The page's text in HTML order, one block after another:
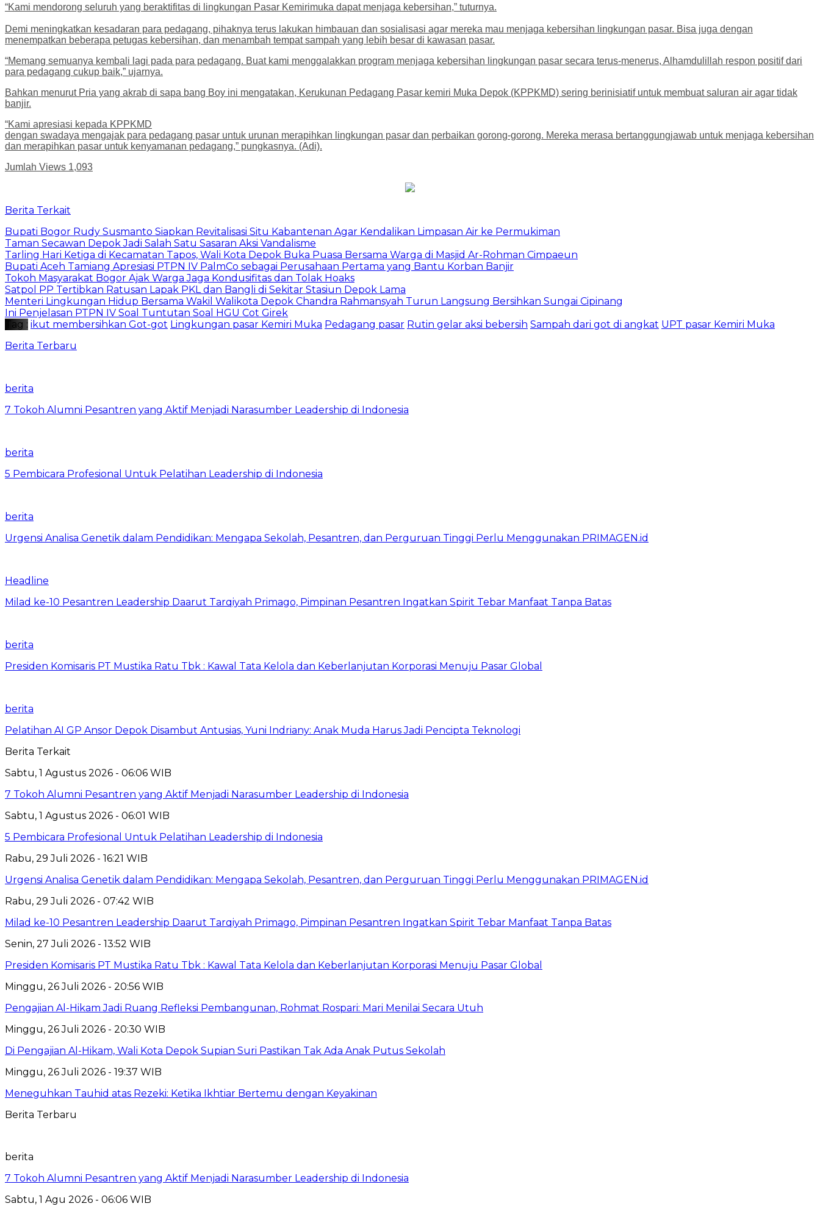
“Kami mendorong seluruh yang beraktifitas di lingkungan Pasar Kemirimuka dapat menjaga kebersihan,” tuturnya.
Demi meningkatkan kesadaran para pedagang, pihaknya terus lakukan himbauan dan sosialisasi agar mereka mau menjaga kebersihan lingkungan pasar. Bisa juga dengan
menempatkan beberapa petugas kebersihan, dan menambah tempat sampah yang lebih besar di kawasan pasar.
“Memang semuanya kembali lagi pada para pedagang. Buat kami menggalakkan program menjaga kebersihan lingkungan pasar secara terus-menerus, Alhamdulillah respon positif dari
para pedagang cukup baik,” ujarnya.
Bahkan menurut Pria yang akrab di sapa bang Boy ini mengatakan, Kerukunan Pedagang Pasar kemiri Muka Depok (KPPKMD) sering berinisiatif untuk membuat saluran air agar tidak
banjir.
“Kami apresiasi kepada KPPKMD
dengan swadaya mengajak para pedagang pasar untuk urunan merapihkan lingkungan pasar dan perbaikan gorong-gorong. Mereka merasa bertanggungjawab untuk menjaga kebersihan
dan merapihkan pasar untuk kenyamanan pedagang,” pungkasnya. (Adi).
Jumlah Views 1,093
Berita Terkait
Bupati Bogor Rudy Susmanto Siapkan Revitalisasi Situ Kabantenan Agar Kendalikan Limpasan Air ke Permukiman
Taman Secawan Depok Jadi Salah Satu Sasaran Aksi Vandalisme
Tarling Hari Ketiga di Kecamatan Tapos, Wali Kota Depok Buka Puasa Bersama Warga di Masjid Ar-Rohman Cimpaeun
Bupati Aceh Tamiang Apresiasi PTPN IV PalmCo sebagai Perusahaan Pertama yang Bantu Korban Banjir
Tokoh Masyarakat Bogor Ajak Warga Jaga Kondusifitas dan Tolak Hoaks
Satpol PP Tertibkan Ratusan Lapak PKL dan Bangli di Sekitar Stasiun Depok Lama
Menteri Lingkungan Hidup Bersama Wakil Walikota Depok Chandra Rahmansyah Turun Langsung Bersihkan Sungai Cipinang
Ini Penjelasan PTPN IV Soal Tuntutan Soal HGU Cot Girek
Tag : ikut membersihkan Got-got Lingkungan pasar Kemiri Muka Pedagang pasar Rutin gelar aksi bebersih Sampah dari got di angkat UPT pasar Kemiri Muka
Berita Terbaru
berita
7 Tokoh Alumni Pesantren yang Aktif Menjadi Narasumber Leadership di Indonesia
berita
5 Pembicara Profesional Untuk Pelatihan Leadership di Indonesia
berita
Urgensi Analisa Genetik dalam Pendidikan: Mengapa Sekolah, Pesantren, dan Perguruan Tinggi Perlu Menggunakan PRIMAGEN.id
Headline
Milad ke-10 Pesantren Leadership Daarut Tarqiyah Primago, Pimpinan Pesantren Ingatkan Spirit Tebar Manfaat Tanpa Batas
berita
Presiden Komisaris PT Mustika Ratu Tbk : Kawal Tata Kelola dan Keberlanjutan Korporasi Menuju Pasar Global
berita
Pelatihan AI GP Ansor Depok Disambut Antusias, Yuni Indriany: Anak Muda Harus Jadi Pencipta Teknologi
Berita Terkait
Sabtu, 1 Agustus 2026 - 06:06 WIB
7 Tokoh Alumni Pesantren yang Aktif Menjadi Narasumber Leadership di Indonesia
Sabtu, 1 Agustus 2026 - 06:01 WIB
5 Pembicara Profesional Untuk Pelatihan Leadership di Indonesia
Rabu, 29 Juli 2026 - 16:21 WIB
Urgensi Analisa Genetik dalam Pendidikan: Mengapa Sekolah, Pesantren, dan Perguruan Tinggi Perlu Menggunakan PRIMAGEN.id
Rabu, 29 Juli 2026 - 07:42 WIB
Milad ke-10 Pesantren Leadership Daarut Tarqiyah Primago, Pimpinan Pesantren Ingatkan Spirit Tebar Manfaat Tanpa Batas
Senin, 27 Juli 2026 - 13:52 WIB
Presiden Komisaris PT Mustika Ratu Tbk : Kawal Tata Kelola dan Keberlanjutan Korporasi Menuju Pasar Global
Minggu, 26 Juli 2026 - 20:56 WIB
Pengajian Al-Hikam Jadi Ruang Refleksi Pembangunan, Rohmat Rospari: Mari Menilai Secara Utuh
Minggu, 26 Juli 2026 - 20:30 WIB
Di Pengajian Al-Hikam, Wali Kota Depok Supian Suri Pastikan Tak Ada Anak Putus Sekolah
Minggu, 26 Juli 2026 - 19:37 WIB
Meneguhkan Tauhid atas Rezeki: Ketika Ikhtiar Bertemu dengan Keyakinan
Berita Terbaru
berita
7 Tokoh Alumni Pesantren yang Aktif Menjadi Narasumber Leadership di Indonesia
Sabtu, 1 Agu 2026 - 06:06 WIB